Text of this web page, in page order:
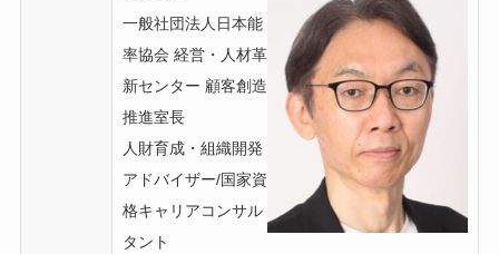
一般社団法人日本能
率協会 経営・人材革
新センター 顧客創造
推進室長
人財育成・組織開発
アドバイザー/国家資
格キャリアコンサル
タント